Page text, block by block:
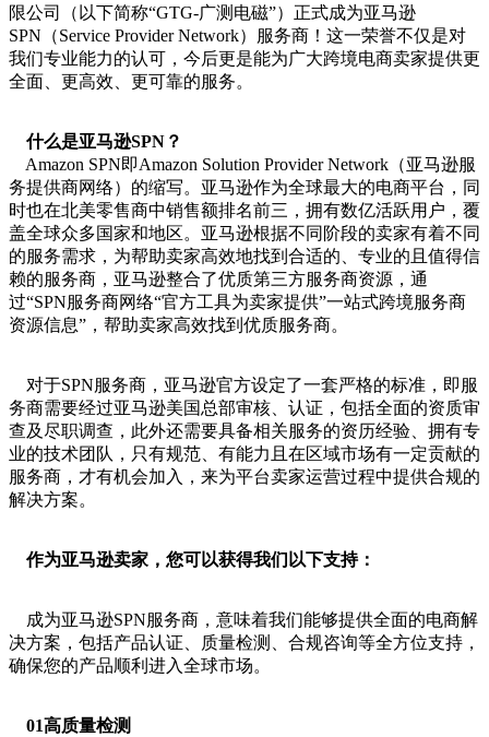
限公司（以下简称“GTG-广测电磁”）正式成为亚马逊
SPN（Service Provider Network）服务商！这一荣誉不仅是对
我们专业能力的认可，今后更是能为广大跨境电商卖家提供更
全面、更高效、更可靠的服务。
什么是亚马逊SPN？
Amazon SPN即Amazon Solution Provider Network（亚马逊服
务提供商网络）的缩写。亚马逊作为全球最大的电商平台，同
时也在北美零售商中销售额排名前三，拥有数亿活跃用户，覆
盖全球众多国家和地区。亚马逊根据不同阶段的卖家有着不同
的服务需求，为帮助卖家高效地找到合适的、专业的且值得信
赖的服务商，亚马逊整合了优质第三方服务商资源，通
过“SPN服务商网络“官方工具为卖家提供”一站式跨境服务商
资源信息”，帮助卖家高效找到优质服务商。
对于SPN服务商，亚马逊官方设定了一套严格的标准，即服
务商需要经过亚马逊美国总部审核、认证，包括全面的资质审
查及尽职调查，此外还需要具备相关服务的资历经验、拥有专
业的技术团队，只有规范、有能力且在区域市场有一定贡献的
服务商，才有机会加入，来为平台卖家运营过程中提供合规的
解决方案。
作为亚马逊卖家，您可以获得我们以下支持：
成为亚马逊SPN服务商，意味着我们能够提供全面的电商解
决方案，包括产品认证、质量检测、合规咨询等全方位支持，
确保您的产品顺利进入全球市场。
01高质量检测